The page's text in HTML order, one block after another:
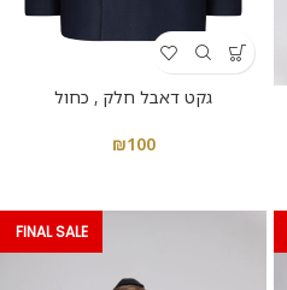
גקט דאבל חלק , כחול
₪100
FINAL SALE